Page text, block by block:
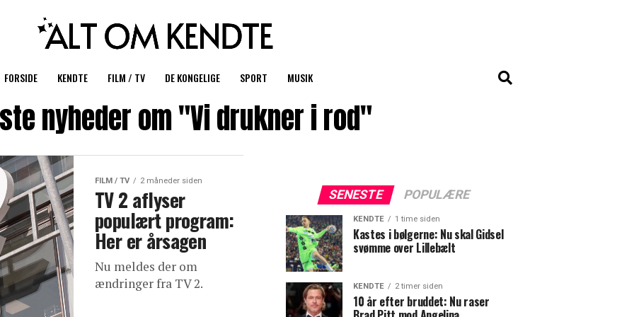
FORSIDE KENDTE FILM / TV DE KONGELIGE SPORT MUSIK
nyheder om "Vi drukner i rod"
FILM / TV 2 måneder siden
TV 2 aflyser
populært program:
Her er årsagen
Nu meldes der om
ændringer fra TV 2.
SENESTE POPULÆRE
KENDTE 1 time siden
Kastes i bølgerne: Nu skal Gidsel
svømme over Lillebælt
KENDTE 2 timer siden
10 år efter bruddet: Nu raser